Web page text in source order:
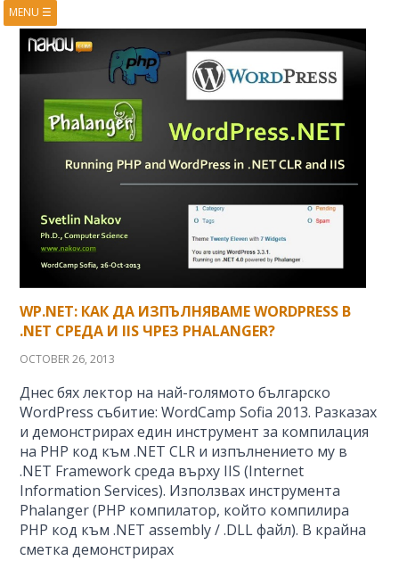
MENU ☰
ABOUT
BOOKS
PRESENTATIONS
RESEARCH
CONTACTS
RSS FEED
WP.NET: КАК ДА ИЗПЪЛНЯВАМЕ WORDPRESS В
.NET СРЕДА И IIS ЧРЕЗ PHALANGER?
OCTOBER 26, 2013
Днес бях лектор на най-голямoто българско
WordPress събитие: WordCamp Sofia 2013. Разказах
и демонстрирах един инструмент за компилация
на PHP код към .NET CLR и изпълнението му в
.NET Framework среда върху IIS (Internet
Information Services). Използвах инструмента
Phalanger (PHP компилатор, който компилира
PHP код към .NET assembly / .DLL файл). В крайна
сметка демонстрирах